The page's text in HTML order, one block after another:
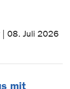
08. Juli 2026
mit